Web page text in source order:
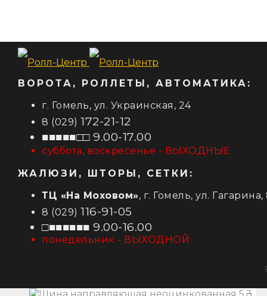
ВОРОТА, РОЛЛЕТЫ, АВТОМАТИКА:
г. Гомель, ул. Украинская, 24
8 (029) 172-21-12
■■■■■□□ 9.00-17.00
суббота, воскресенье - ВЫХОДНЫЕ
ЖАЛЮЗИ, ШТОРЫ, СЕТКИ:
ТЦ «На Моховом», г. Гомель, ул. Гагарина,
8 (029) 116-91-05
□■■■■■■ 9.00-16.00
понедельник - ВЫХОДНОЙ